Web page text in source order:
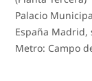
Palacio
España Madrid,
Metro: Campo